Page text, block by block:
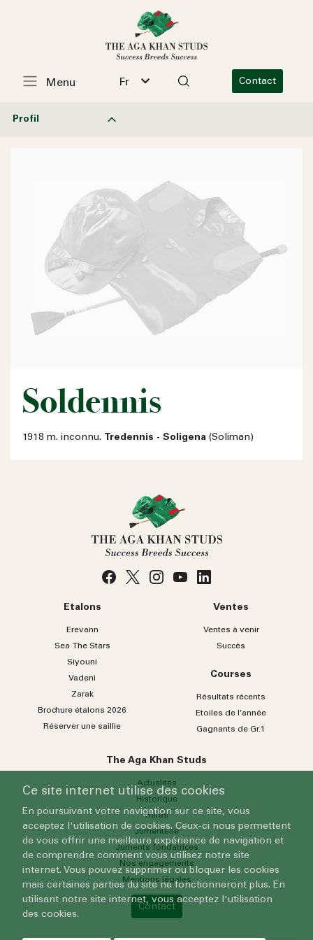
Fr Contact
Menu
Profil
Soldennis
1918 m. inconnu. Tredennis - Soligena (Soliman)
Etalons
Erevann
Sea TheStars
Siyouni
Vadeni
Zarak
Brochure étalons 2026
Réserver une saillie
Ventes
Ventes à venir
Succès
Courses
Résultats récents
Etoiles de l’année
Gagnants de Gr.1
The Aga Khan Studs
Actualités
Historique
Haras
Jumenterie
Juments fondatrices
Nos engagements
Mentions légales
Contact
Ce site internet utilise des cookies
En poursuivant votre navigation sur ce site, vous
acceptez l'utilisation de cookies. Ceux-ci nous permettent
de vous offrir une meilleure expérience de navigation et
de comprendre comment vous utilisez notre site
internet. Vous pouvez supprimer ou bloquer les cookies
mais certaines parties du site ne fonctionneront plus. En
utilisant notre site internet, vous acceptez l'utilisation
des cookies.